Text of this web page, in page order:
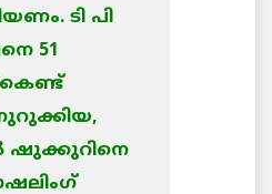
ടി പി
51
ഷുക്കുറിനെ